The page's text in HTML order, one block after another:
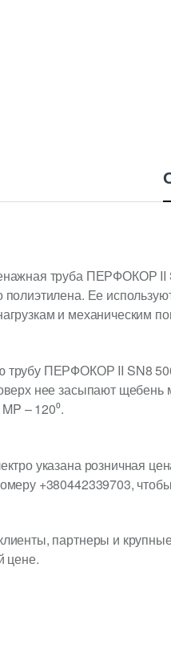
труба ПЕРФОКОР II
полиэтилена. Ее
и механическим
трубу ПЕРФОКОР II SN8
нее засыпают щебень
– 120⁰.
указана розничная
+380442339703,
партнеры и
цене.